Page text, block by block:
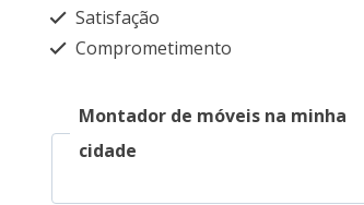
Satisfação
Comprometimento
Montador de móveis na minha
cidade